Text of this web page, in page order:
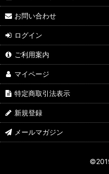
お問い合わせ
ログイン
ご利用案内
マイページ
特定商取引法表示
新規登録
メールマガジン